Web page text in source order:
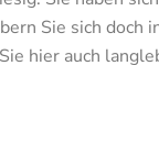
Sie sich doch
hier auch